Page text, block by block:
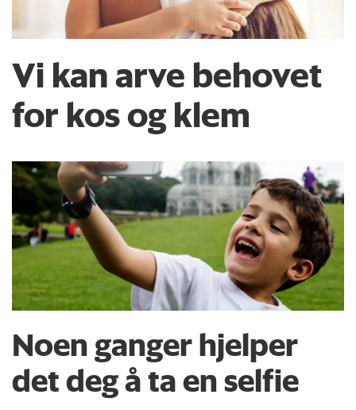
Vi kan arve behovet
for kos og klem
Noen ganger hjelper
det deg å ta en selfie